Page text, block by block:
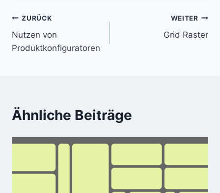
Beitragsnavigation
ZURÜCK
Nutzen von
Produktkonfiguratoren
WEITER
Grid Raster
Ähnliche Beiträge